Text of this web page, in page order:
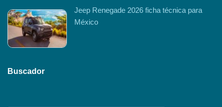
Jeep Renegade 2026 ficha técnica para
México
Buscador